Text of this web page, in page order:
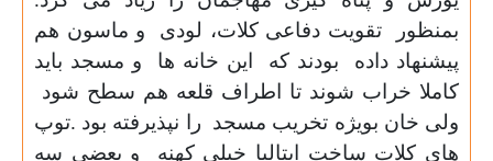
بمنظور تقویت دفاعی کلات، لودی و ماسون هم
پیشنهاد داده بودند که این خانه ها و مسجد باید
کاملا خراب شوند تا اطراف قلعه هم سطح شود
ولی خان بویژه تخریب مسجد را نپذیرفته بود .توپ
های کلات ساخت ایتالیا خیلی کهنه و بعضی سه